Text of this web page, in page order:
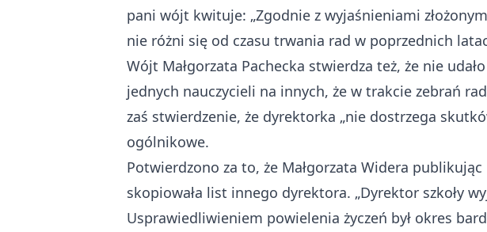
pani wójt kwituje: „Zgodnie z wyjaśnieniami
nie różni się od czasu trwania rad w poprzednich
Wójt Małgorzata Pachecka stwierdza też, że nie
jednych nauczycieli na innych, że w trakcie zebrań
zaś stwierdzenie, że dyrektorka „nie dostrzega
ogólnikowe.
Potwierdzono za to, że Małgorzata Widera
skopiowała list innego dyrektora. „Dyrektor szkoły
Usprawiedliwieniem powielenia życzeń był okres